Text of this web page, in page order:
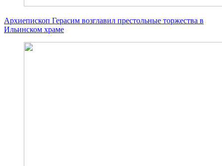
Архиепископ Герасим возглавил престольные торжества в
Ильинском храме